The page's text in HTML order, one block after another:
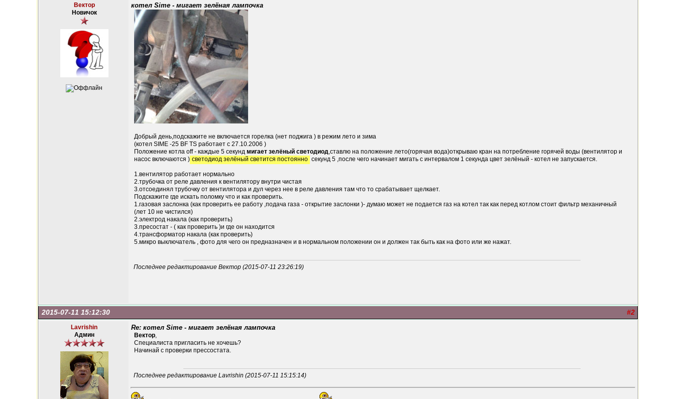
Вектор
Новичок
котел Sime - мигает зелёная лампочка
Добрый день,подскажите не включается горелка (нет поджига ) в режим лето и зима
(котел SIME -25 BF TS работает с 27.10.2006 )
Положение котла off - каждые 5 секунд мигает зелёный светодиод,ставлю на положение лето(горячая вода)открываю кран на потребление горячей воды (вентилятор и
насос включаются ) светодиод зелёный светится постоянно секунд 5 ,после чего начинает мигать с интервалом 1 секунда цвет зелёный - котел не запускается.
1.вентилятор работает нормально
2.трубочка от реле давления к вентилятору внутри чистая
3.отсоединял трубочку от вентилятора и дул через нее в реле давления там что то срабатывает щелкает.
Подскажите где искать поломку что и как проверить.
1.газовая заслонка (как проверить ее работу ,подача газа - открытие заслонки )- думаю может не подается газ на котел так как перед котлом стоит фильтр механичный
(лет 10 не чистился)
2.электрод накала (как проверить)
3.пресостат - ( как проверить )и где он находится
4.трансформатор накала (как проверить)
5.микро выключатель , фото для чего он предназначен и в нормальном положении он и должен так быть как на фото или же нажат.
Последнее редактирование Вектор (2015-07-11 23:26:19)
#2
2015-07-11 15:12:30
Lavrishin
Админ
Re: котел Sime - мигает зелёная лампочка
Вектор,
Специалиста пригласить не хочешь?
Начинай с проверки прессостата.
Последнее редактирование Lavrishin (2015-07-11 15:15:14)